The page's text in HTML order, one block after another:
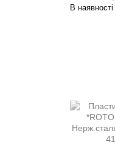
В наявності